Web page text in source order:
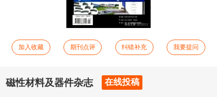
加入收藏 期刊点评 纠错补充 我要提问
磁性材料及器件杂志 在线投稿